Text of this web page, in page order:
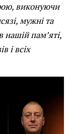
виконуючи
мужні та
пам’яті,
і всіх